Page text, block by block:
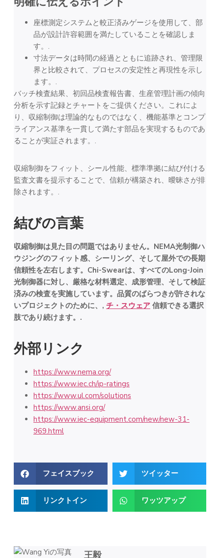
座標測定システムと較正済みゲージを使用して、部
品が設計許容範囲を満たしていることを確認しま
す。.
寸法データは時間の経過とともに追跡され、管理限
界と比較されて、プロセスの安定性と再現性を示し
ます。.
バッチ検査結果、初回品検査報告書、生産管理計画の傾向
分析を示す記録とチャートをご提供ください。これによ
り、収縮制御は理論的なものではなく、機能基準とコンプ
ライアンス基準を一貫して満たす部品を実現するものであ
ることが実証されます。.
収縮制御をフィット、シール性能、標準準拠に結び付ける
監査文書を提示することで、信頼が構築され、曖昧さが排
除されます。.
結びの言葉
収縮制御は見た目の問題ではありません。NEMA光制御ハ
ウジングのフィット感、シーリング、そして屋外での長期
信頼性を左右します。Chi-Swearは、すべてのLong-Join
光制御器に対し、厳格な材料選定、成形管理、そして検証
済みの検査を実施しています。品質のばらつきが許されな
いプロジェクトのために、, チ・スウェア 信頼できる選択
肢であり続けます。.
外部リンク
https://www.nema.org/
https://www.iec.ch/ip-ratings
https://www.ul.com/solutions
https://www.ansi.org/
https://www.iec-equipment.com/new/new-31-
969.html
フェイスブック ツイッター
リンクトイン ワッツアップ
王毅